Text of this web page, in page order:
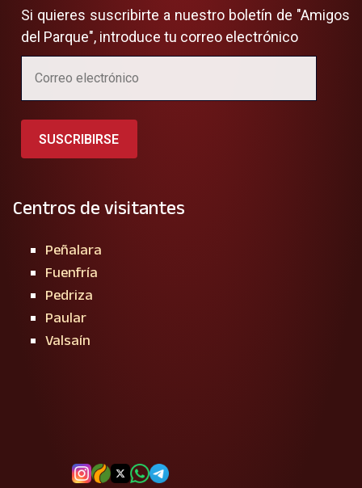
Si quieres suscribirte a nuestro boletín de "Amigos
del Parque", introduce tu correo electrónico
SUSCRIBIRSE
Centros de visitantes
Peñalara
Fuenfría
Pedriza
Paular
Valsaín